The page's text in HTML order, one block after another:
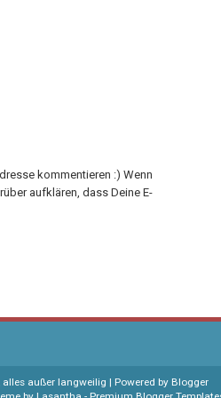
kommentieren :) Wenn
aufklären, dass Deine E-
alles außer langweilig | Powered by Blogger